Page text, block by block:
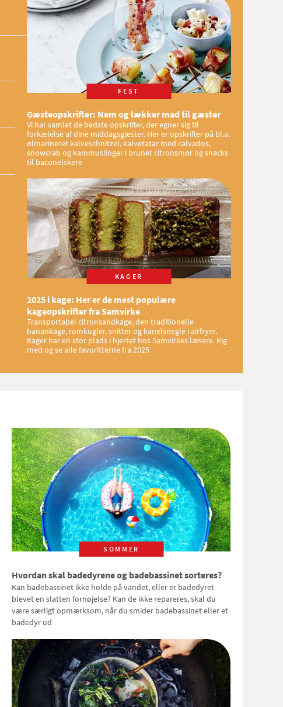
FEST
Gæsteopskrifter: Nem og lækker mad til gæster
Vi har samlet de bedste opskrifter, der egner sig til
forkælelse af dine middagsgæster. Her er opskrifter på bl.a.
ølmarineret kalveschnitzel, kalvetatar med calvados,
snowcrab og kammuslinger i brunet citronsmør og snacks
til baconelskere
KAGER
2025 i kage: Her er de mest populære
kageopskrifter fra Samvirke
Transportabel citronsandkage, den traditionelle
banankage, romkugler, snitter og kanelsnegle i airfryer.
Kager har en stor plads i hjertet hos Samvirkes læsere. Kig
med og se alle favoritterne fra 2025
SOMMER
Hvordan skal badedyrene og badebassinet sorteres?
Kan badebassinet ikke holde på vandet, eller er badedyret
blevet en slatten fornøjelse? Kan de ikke repareres, skal du
være særligt opmærksom, når du smider badebassinet eller et
badedyr ud